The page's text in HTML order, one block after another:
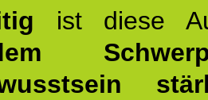
ist diese